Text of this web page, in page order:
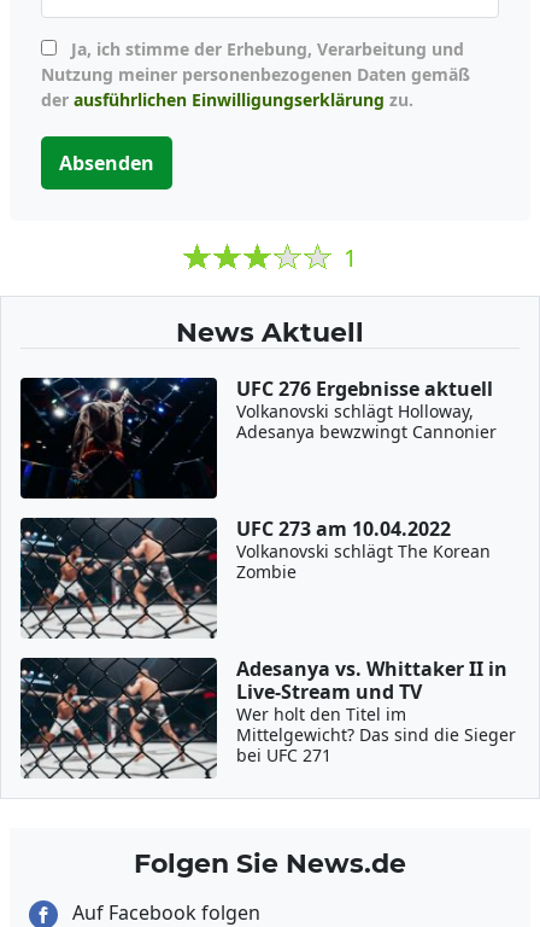
Nutzung meiner personenbezogenen Daten gemäß
der ausführlichen Einwilligungserklärung zu.
Absenden
1
News Aktuell
UFC 276 Ergebnisse aktuell
Volkanovski schlägt Holloway,
Adesanya bewzwingt Cannonier
UFC 273 am 10.04.2022
Volkanovski schlägt The Korean
Zombie
Adesanya vs. Whittaker II in
Live-Stream und TV
Wer holt den Titel im
Mittelgewicht? Das sind die Sieger
bei UFC 271
Folgen Sie News.de
Auf Facebook folgen